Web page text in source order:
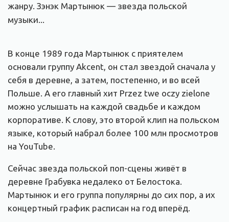
жанру. Зэнэк Мартынюк — звезда польской
музыки...
В конце 1989 года Мартынюк с приятелем
основали группу Akcent, он стал звездой сначала у
себя в деревне, а затем, постепенно, и во всей
Польше. А его главный хит Przez twe oczy zielone
можно услышать на каждой свадьбе и каждом
корпоративе. К слову, это второй клип на польском
языке, который набрал более 100 млн просмотров
на YouTube.
Сейчас звезда польской поп-сцены живёт в
деревне Грабувка недалеко от Белостока.
Мартынюк и его группа популярны до сих пор, а их
концертный график расписан на год вперёд.